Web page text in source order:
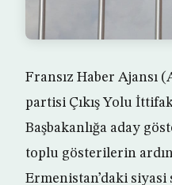
Fransız Haber Ajansı
partisi Çıkış Yolu
Başbakanlığa aday
toplu gösterilerin
Ermenistan’daki